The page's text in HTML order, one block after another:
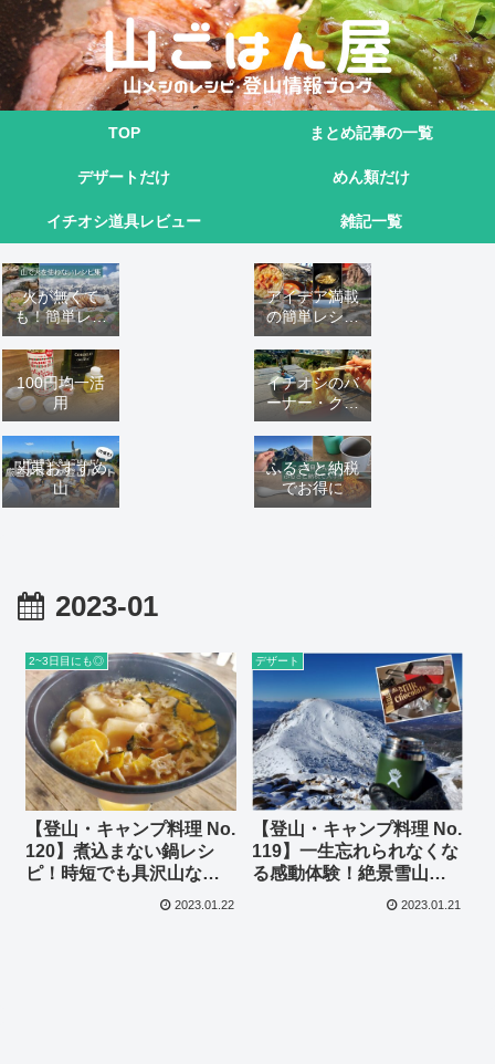
TOP まとめ記事の一覧
デザートだけ めん類だけ
イチオシ道具レビュー 雑記一覧
火が無くて
も！簡単レシ
ピ9選
アイデア満載
の簡単レシピ
16 選
100円均一活
用
イチオシのバ
ーナー・クッ
カーこれ！
関東おすすめ
山
ふるさと納税
でお得に
2023-01
2~3日目にも◎
【登山・キャンプ料理 No.
120】煮込まない鍋レシ
ピ！時短でも具沢山な
「カレーもち鍋」
2023.01.22
デザート
【登山・キャンプ料理 No.
119】一生忘れられなくな
る感動体験！絶景雪山で
飲む「ホットチョコミル
2023.01.21